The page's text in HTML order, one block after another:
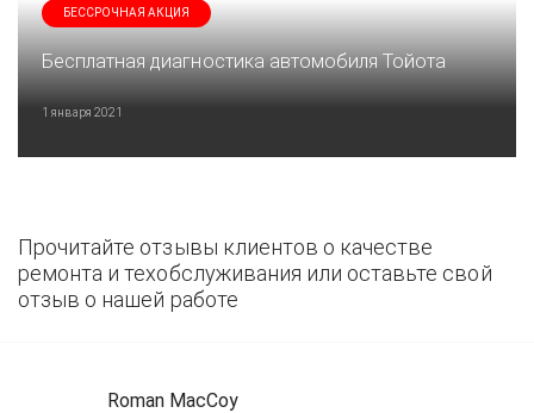
БЕССРОЧНАЯ АКЦИЯ
Бесплатная диагностика автомобиля Тойота
1 января 2021
Прочитайте отзывы клиентов о качестве
ремонта и техобслуживания или оставьте свой
отзыв о нашей работе
Roman MacCoy